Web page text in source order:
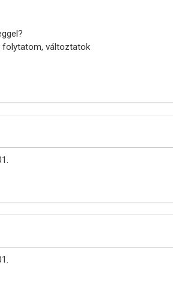
folytatom, változtatok